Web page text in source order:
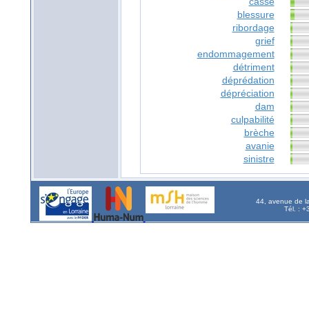
blessure
ribordage
grief
endommagement
détriment
déprédation
dépréciation
dam
culpabilité
brèche
avanie
sinistre
44, avenue de
Tél. :